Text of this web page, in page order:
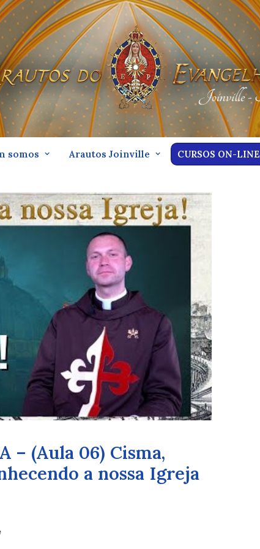
somos Arautos Joinville CURSOS ON-LINE
– (Aula 06) Cisma,
a nossa Igreja